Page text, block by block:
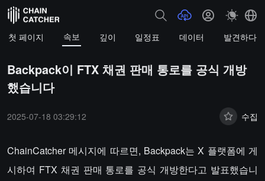
첫 페이지 속보 깊이 일정표 데이터 발견하다
Backpack이 FTX 채권 판매 통로를 공식 개방
했습니다
2025-07-18 03:29:12 수집
ChainCatcher 메시지에 따르면, Backpack는 X 플랫폼에 게
시하여 FTX 채권 판매 통로를 공식 개방한다고 발표했습니